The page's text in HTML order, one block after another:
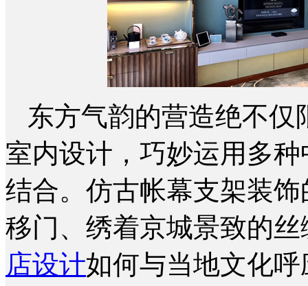
东方气韵的营造绝不
室内设计，巧妙运用多
结合。仿古帐幕支架装
移门、绣着京城景致的
店设计如何与当地文化